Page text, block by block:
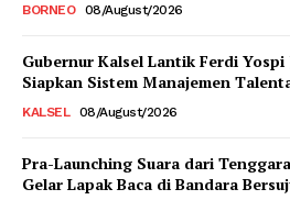
BORNEO 08/August/2026
Gubernur Kalsel Lantik Ferdi Yospi
Siapkan Sistem Manajemen
KALSEL 08/August/2026
Pra-Launching Suara dari
Gelar Lapak Baca di Bandara